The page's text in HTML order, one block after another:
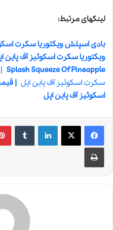
لینکهای مرتبط:
بادی اسپلش ویکتوریا سکرت
ویکتوریا سکرت اسکوئیز آف پاین
Splash Squeeze Of Pineapple
سکرت اسکوئیز آف پاین اپل |
اسکوئیز آف پاین اپل
لینکدین ‫تامبلر
چاپ